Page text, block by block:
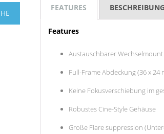
FEATURES BESCHREIBUNG
Features
Austauschbarer Wechselmount
Full-Frame Abdeckung (36 x 24
Keine Fokusverschiebung im
Robustes Cine-Style Gehäuse
Große Flare suppression